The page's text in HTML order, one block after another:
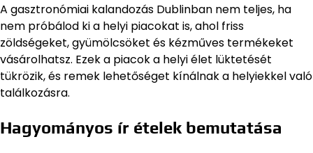
A gasztronómiai kalandozás Dublinban nem teljes, ha
nem próbálod ki a helyi piacokat is, ahol friss
zöldségeket, gyümölcsöket és kézműves termékeket
vásárolhatsz. Ezek a piacok a helyi élet lüktetését
tükrözik, és remek lehetőséget kínálnak a helyiekkel való
találkozásra.
Hagyományos ír ételek bemutatása